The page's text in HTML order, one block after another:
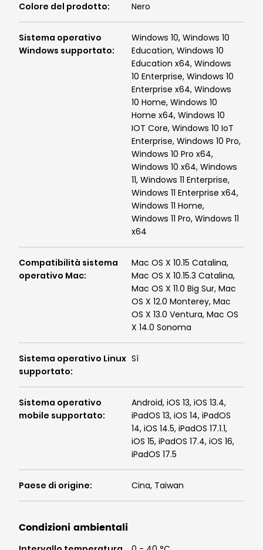
Colore del prodotto: Nero
Sistema operativo
Windows supportato:
Windows 10, Windows 10
Education, Windows 10
Education x64, Windows
10 Enterprise, Windows 10
Enterprise x64, Windows
10 Home, Windows 10
Home x64, Windows 10
IOT Core, Windows 10 IoT
Enterprise, Windows 10 Pro,
Windows 10 Pro x64,
Windows 10 x64, Windows
11, Windows 11 Enterprise,
Windows 11 Enterprise x64,
Windows 11 Home,
Windows 11 Pro, Windows 11
x64
Compatibilità sistema
operativo Mac:
Mac OS X 10.15 Catalina,
Mac OS X 10.15.3 Catalina,
Mac OS X 11.0 Big Sur, Mac
OS X 12.0 Monterey, Mac
OS X 13.0 Ventura, Mac OS
X 14.0 Sonoma
Sistema operativo Linux
supportato:
Sì
Sistema operativo
mobile supportato:
Android, iOS 13, iOS 13.4,
iPadOS 13, iOS 14, iPadOS
14, iOS 14.5, iPadOS 17.1.1,
iOS 15, iPadOS 17.4, iOS 16,
iPadOS 17.5
Paese di origine: Cina, Taiwan
Condizioni ambientali